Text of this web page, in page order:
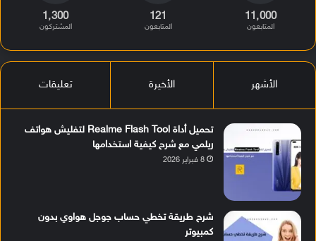
11٬000
المتابعون
121
المتابعون
1٬300
المشتركون
الأشهر الأخيرة تعليقات
تحميل أداة Realme Flash Tool لتفليش هواتف
ريلمي مع شرح كيفية استخدامها
8 فبراير 2026
شرح طريقة تخطي حساب جوجل هواوي بدون
كمبيوتر